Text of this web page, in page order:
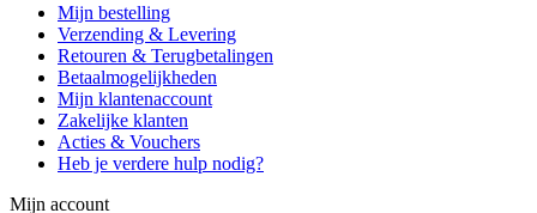
Mijn bestelling
Verzending & Levering
Retouren & Terugbetalingen
Betaalmogelijkheden
Mijn klantenaccount
Zakelijke klanten
Acties & Vouchers
Heb je verdere hulp nodig?
Mijn account